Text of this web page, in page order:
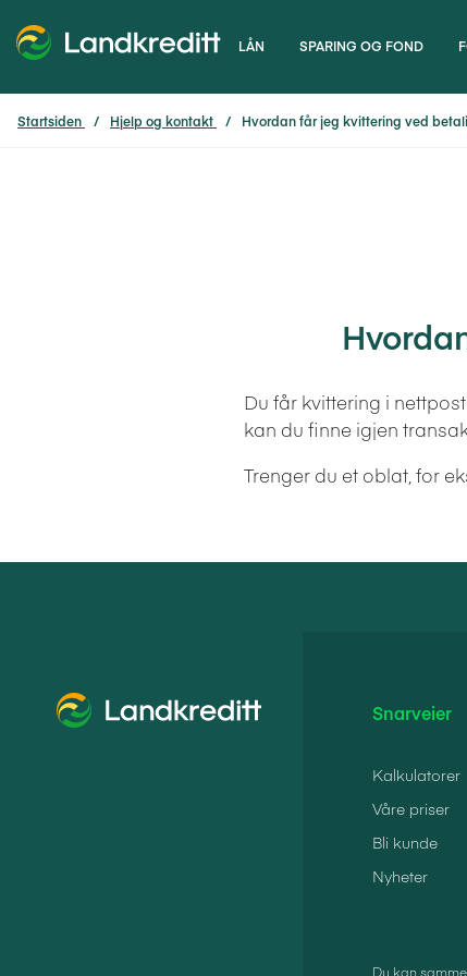
LÅN SPARING OG FOND
Startsiden Hjelp og kontakt Hvordan får jeg kvittering ved
Du får kvittering i
kan du finne igjen
Trenger du et oblat, for
Snarveier
Kalkulatorer
Våre priser
Bli kunde
Nyheter
Du kan